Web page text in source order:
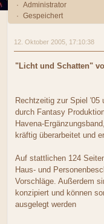
Administrator
Gespeichert
12. Oktober 2005, 17:10:38
"Licht und Schatten"
Rechtzeitig zur Spiel '05
durch Fantasy
Havena-
kräftig überarbeitet und
Auf stattlichen 124
Haus- und
Vorschläge. Außerdem
konzipiert und können
ausgelegt werden